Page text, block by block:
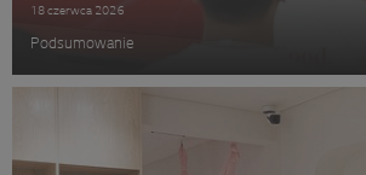
18 czerwca 2026
Podsumowanie